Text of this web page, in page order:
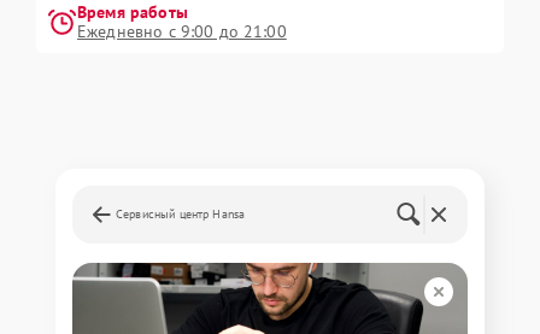
Время работы
Ежедневно с 9:00 до 21:00
Сервисный центр Hansa